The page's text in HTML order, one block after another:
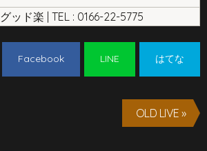
グッド楽 | TEL : 0166-22-5775
Facebook LINE はてな
OLD LIVE »